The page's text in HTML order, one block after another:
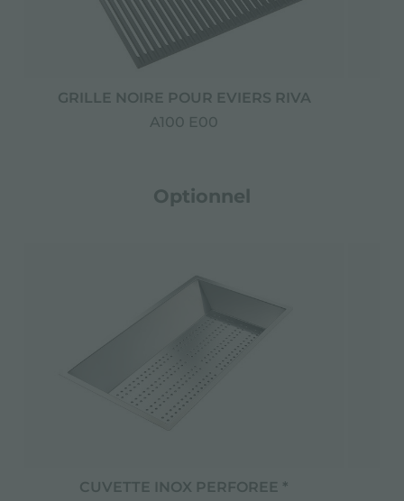
GRILLE NOIRE POUR EVIERS RIVA
A100 E00
Optionnel
CUVETTE INOX PERFOREE *